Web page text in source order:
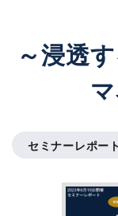
～浸透
セミナーレポート